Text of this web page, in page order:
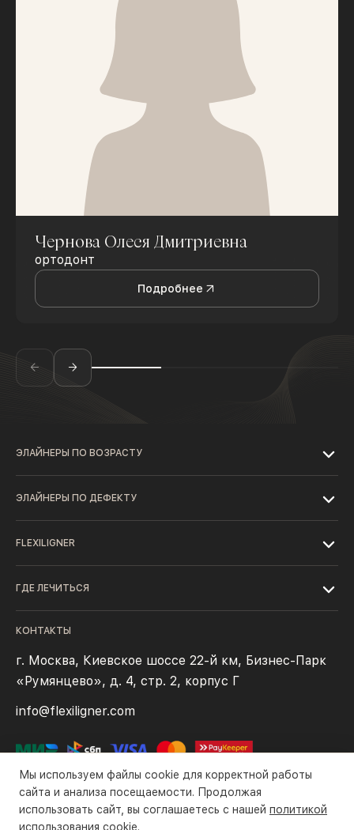
Чернова Олеся Дмитриевна
ортодонт
Подробнее
ЭЛАЙНЕРЫ ПО ВОЗРАСТУ
ЭЛАЙНЕРЫ ПО ДЕФЕКТУ
FLEXILIGNER
ГДЕ ЛЕЧИТЬСЯ
КОНТАКТЫ
г. Москва, Киевское шоссе 22-й км, Бизнес-Парк
«Румянцево», д. 4, стр. 2, корпус Г
info@flexiligner.com
Политика конфиденциальности Файлы cookie Правила оплаты
Мы используем файлы cookie для корректной работы
сайта и анализа посещаемости. Продолжая
использовать сайт, вы соглашаетесь с нашей политикой
использования cookie.